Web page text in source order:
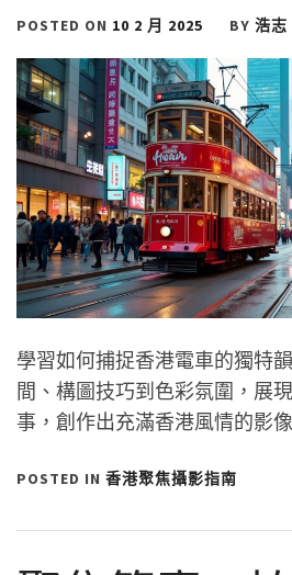
POSTED ON 10 2 月 2025 BY 浩志
學習如何捕捉香港電車的獨特
間、構圖技巧到色彩氛圍，展
事，創作出充滿香港風情的影
POSTED IN 香港聚焦攝影指南